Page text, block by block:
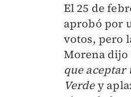
El 25 de
aprobó por
votos, pero
Morena dijo
que aceptar
Verdey